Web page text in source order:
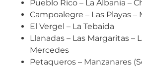
Pueblo Rico – La Albania –
Campoalegre – Las Playas –
El Vergel – La Tebaida
Llanadas – Las Margaritas –
Mercedes
Petaqueros – Manzanares